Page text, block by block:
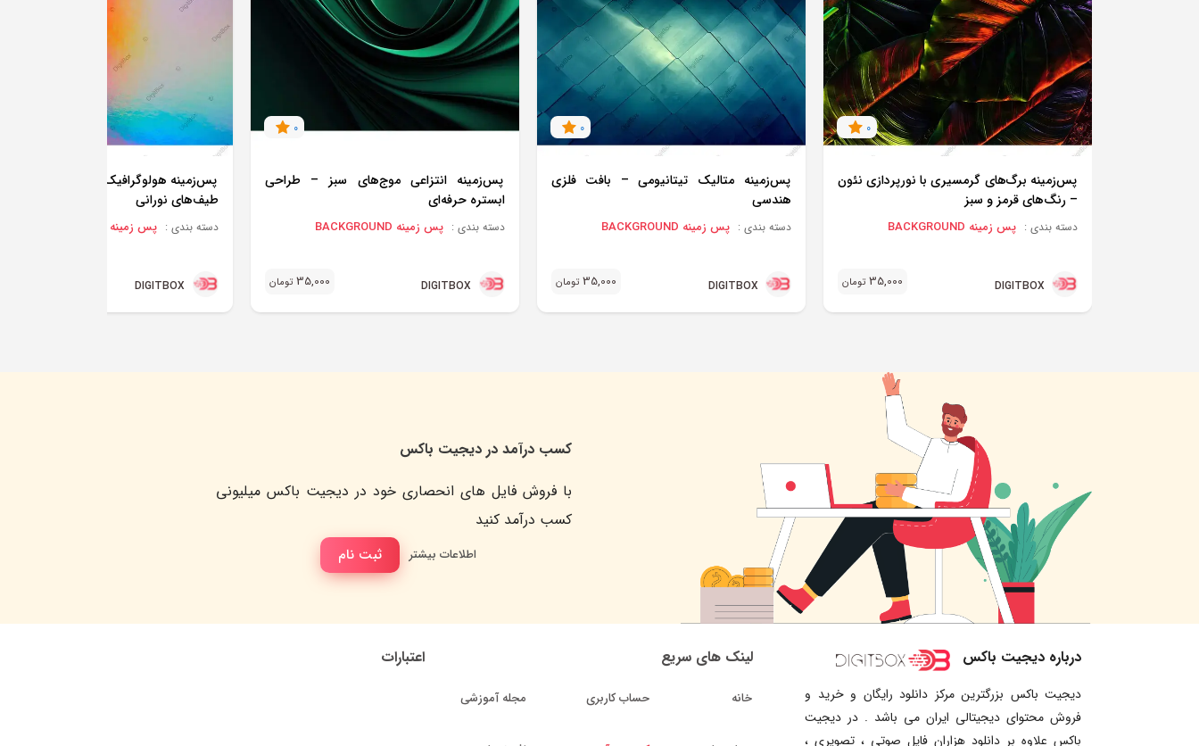
0
پس‌زمینه برگ‌های گرمسیری با نورپردازی نئون
– رنگ‌های قرمز و سبز
دسته بندی : پس زمینه BACKGROUND
DIGITBOX
35,000 تومان
0
پس‌زمینه متالیک تیتانیومی – بافت فلزی
هندسی
دسته بندی : پس زمینه BACKGROUND
DIGITBOX
35,000 تومان
0
پس‌زمینه انتزاعی موج‌های سبز – طراحی
ابستره حرفه‌ای
دسته بندی : پس زمینه BACKGROUND
DIGITBOX
35,000 تومان
پس‌زمینه هولوگرافیک رنگی – بافت
طیف‌های نورانی
دسته بندی : پس زمینه BACKGROUND
DIGITBOX
کسب درآمد در دیجیت باکس
با فروش فایل های انحصاری خود در دیجیت باکس میلیونی
کسب درآمد کنید
ثبت نام اطلاعات بیشتر
درباره دیجیت باکس
دیجیت باکس بزرگترین مرکز دانلود رایگان و خرید و
فروش محتوای دیجیتالی ایران می باشد . در دیجیت
باکس علاوه بر دانلود هزاران فایل صوتی ، تصویری ،
لینک های سریع
خانه حساب کاربری مجله آموزشی
اعتبارات